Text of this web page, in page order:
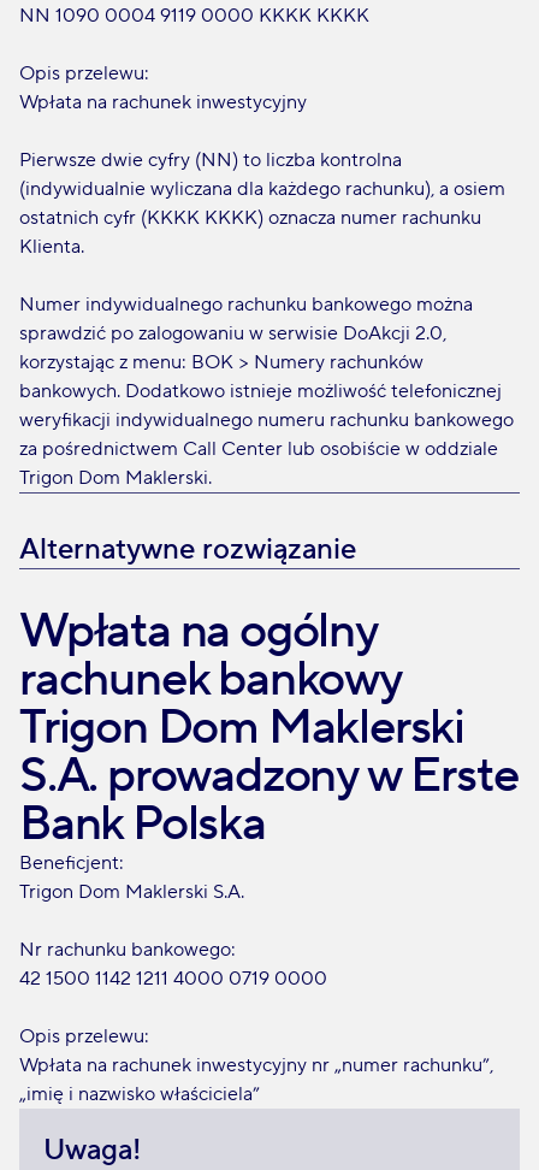
NN 1090 0004 9119 0000 KKKK KKKK
Opis przelewu:
Wpłata na rachunek inwestycyjny
Pierwsze dwie cyfry (NN) to liczba kontrolna
(indywidualnie wyliczana dla każdego rachunku), a osiem
ostatnich cyfr (KKKK KKKK) oznacza numer rachunku
Klienta.
Numer indywidualnego rachunku bankowego można
sprawdzić po zalogowaniu w serwisie DoAkcji 2.0,
korzystając z menu: BOK > Numery rachunków
bankowych. Dodatkowo istnieje możliwość telefonicznej
weryfikacji indywidualnego numeru rachunku bankowego
za pośrednictwem Call Center lub osobiście w oddziale
Trigon Dom Maklerski.
Alternatywne rozwiązanie
Wpłata na ogólny
rachunek bankowy
Trigon Dom Maklerski
S.A. prowadzony w Erste
Bank Polska
Beneficjent:
Trigon Dom Maklerski S.A.
Nr rachunku bankowego:
42 1500 1142 1211 4000 0719 0000
Opis przelewu:
Wpłata na rachunek inwestycyjny nr „numer rachunku”,
„imię i nazwisko właściciela”
Uwaga!